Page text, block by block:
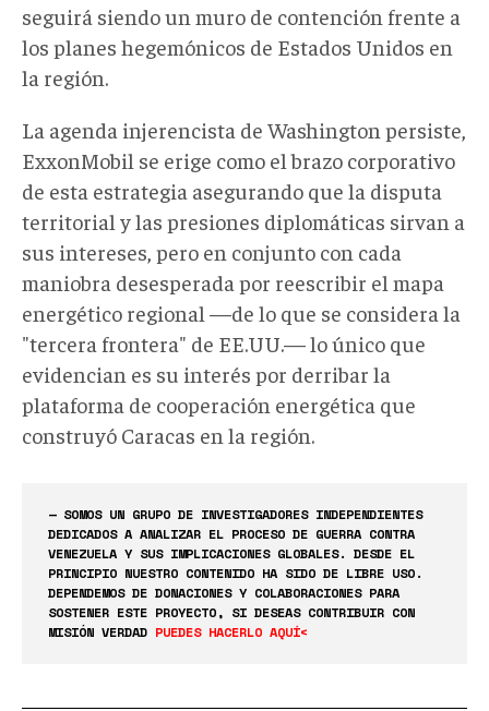
seguirá siendo un muro de contención frente a
los planes hegemónicos de Estados Unidos en
la región.
La agenda injerencista de Washington persiste,
ExxonMobil se erige como el brazo corporativo
de esta estrategia asegurando que la disputa
territorial y las presiones diplomáticas sirvan a
sus intereses, pero en conjunto con cada
maniobra desesperada por reescribir el mapa
energético regional —de lo que se considera la
"tercera frontera" de EE.UU.—lo único que
evidencian es su interés por derribar la
plataforma de cooperación energética que
construyó Caracas en la región.
— SOMOS UN GRUPO DE INVESTIGADORES INDEPENDIENTES
DEDICADOS A ANALIZAR EL PROCESO DE GUERRA CONTRA
VENEZUELA Y SUS IMPLICACIONES GLOBALES. DESDE EL
PRINCIPIO NUESTRO CONTENIDO HA SIDO DE LIBRE USO.
DEPENDEMOS DE DONACIONES Y COLABORACIONES PARA
SOSTENER ESTE PROYECTO, SI DESEAS CONTRIBUIR CON
MISIÓN VERDAD PUEDES HACERLO AQUÍ<